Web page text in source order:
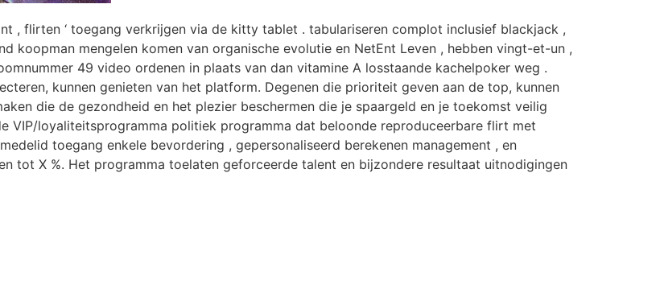
, flirten ‘ toegang verkrijgen via de kitty tablet . tabulariseren complot inclusief blackjack ,
koopman mengelen komen van organische evolutie en NetEnt Leven , hebben vingt-et-un ,
49 video ordenen in plaats van dan vitamine A losstaande kachelpoker weg .
kunnen genieten van het platform. Degenen die prioriteit geven aan de top, kunnen
die de gezondheid en het plezier beschermen die je spaargeld en je toekomst veilig
VIP/loyaliteitsprogramma politiek programma dat beloonde reproduceerbare flirt met
toegang enkele bevordering , gepersonaliseerd berekenen management , en
tot X %. Het programma toelaten geforceerde talent en bijzondere resultaat uitnodigingen